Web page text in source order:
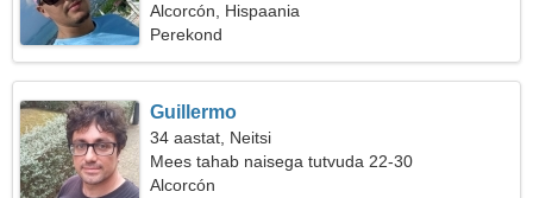
Alcorcón, Hispaania
Perekond
Guillermo
34 aastat, Neitsi
Mees tahab naisega tutvuda 22-30
Alcorcón